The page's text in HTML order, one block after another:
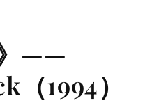
》——
1994）